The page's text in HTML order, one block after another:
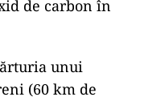
de carbon în
unui
(60 km de